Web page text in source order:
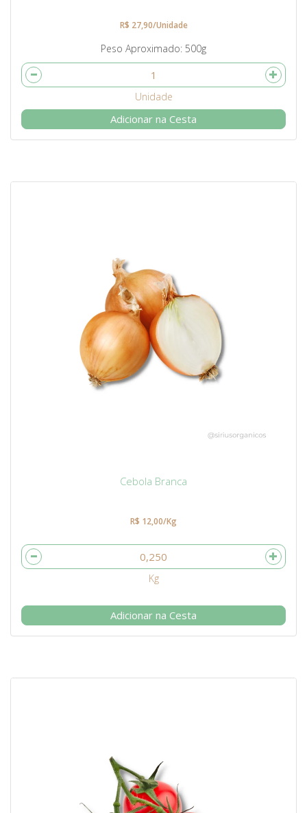
Peso Aproximado 500g
R$ 27,90/Unidade
Adicionar na Cesta
Cebola Branca
R$ 12,00/Kg
Adicionar na Cesta